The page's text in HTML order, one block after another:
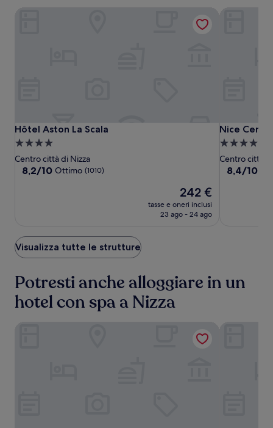
Hôtel
Aston
La
Scala
Hôtel
Aston
La
Scala
Hôtel Aston La Scala
Hôtel Aston La Scala
Struttura
a
4.0
Centro città di Nizza
8.2
8,2/10 Ottimo (1010)
Il
prezzo
attuale
242 €
tasse e oneri inclusi
23 ago - 24 ago
Hôtel Aston La Scala
Nice
Centre
Hotel
Nice
Nice
Struttura
a
4.0
Centro città
8.4
8,4/10
Nice
Visualizza tutte le strutture
Potresti anche alloggiare in un
hotel con spa a Nizza
Hotel Le Negresco